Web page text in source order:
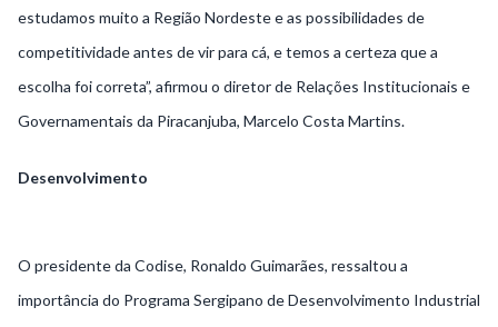
estudamos muito a Região Nordeste e as possibilidades de
competitividade antes de vir para cá, e temos a certeza que a
escolha foi correta”, afirmou o diretor de Relações Institucionais e
Governamentais da Piracanjuba, Marcelo Costa Martins.
Desenvolvimento
O presidente da Codise, Ronaldo Guimarães, ressaltou a
importância do Programa Sergipano de Desenvolvimento Industrial